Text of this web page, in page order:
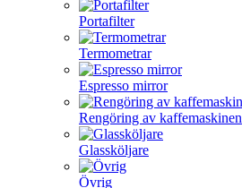
Portafilter
Termometrar
Espresso mirror
Rengöring av kaffemaskinen
Glassköljare
Övrig